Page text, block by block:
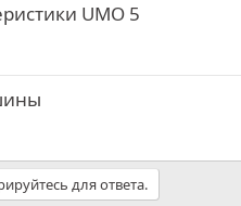
UMO 5
для ответа.